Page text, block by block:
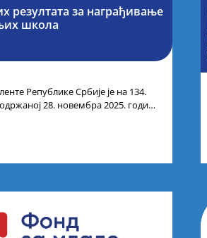
резултата за награђивање
школа
Републике Србије је на 134.
28. новембра 2025. године
резултата